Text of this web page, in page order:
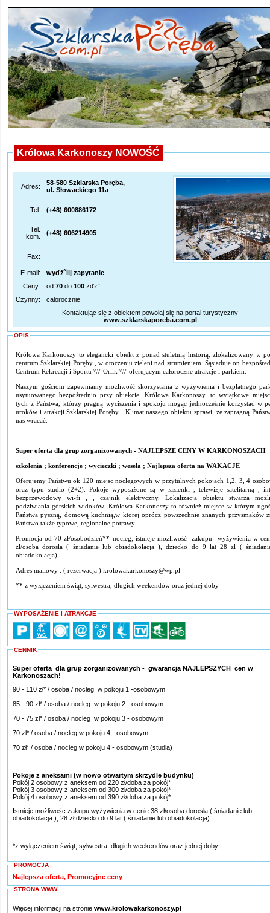
Królowa Karkonoszy NOWOŚĆ
Adres:
58-580 Szklarska Poręba,
ul. Słowackiego 11a
Tel. (+48) 600886172
Tel.
kom.
(+48) 606214905
Fax:
E-mail:
wyďż˝lij zapytanie
Ceny:
od 70 do 100 zďż˝
Czynny:
całorocznie
Kontaktując się z obiektem powołaj się na portal turystyczny
www.szklarskaporeba.com.pl
OPIS
Królowa Karkonoszy to elegancki obiekt z ponad stuletnią historią, zlokalizowany w
centrum Szklarskiej Poręby , w otoczeniu zieleni nad strumieniem. Sąsiaduje on
Centrum Rekreacji i Sportu \\\" Orlik \\\" oferującym całoroczne atrakcje i parkiem.
Naszym gościom zapewniamy możliwość skorzystania z wyżywienia i bezpłatnego
usytuowanego bezpośrednio przy obiekcie. Królowa Karkonoszy, to wyjątkowe
tych z Państwa, którzy pragną wyciszenia i spokoju mogąc jednocześnie korzystać w
uroków i atrakcji Szklarskiej Poręby . Klimat naszego obiektu sprawi, że zapragną
nas wracać.
Super oferta dla grup zorganizowanych - NAJLEPSZE CENY W KARKONOSZACH
szkolenia ; konferencje ; wycieczki ; wesela ; Najlepsza oferta na WAKACJE
Oferujemy Państwu ok 120 miejsc noclegowych w przytulnych pokojach 1,2, 3, 4
oraz typu studio (2+2). Pokoje wyposażone są w łazienki , telewizje satelitarną ,
bezprzewodowy wi-fi , , czajnik elektryczny. Lokalizacja obiektu stwarza
podziwiania górskich widoków. Królowa Karkonoszy to również miejsce w którym
Państwa pyszną, domową kuchnią,w ktorej oprócz powszechnie znanych przysmaków
Państwo także typowe, regionalne potrawy.
Promocja od 70 zł/osobodzień** nocleg; istnieje możliwość zakupu wyżywienia w
zł/osoba dorosła ( śniadanie lub obiadokolacja ), dziecko do 9 lat 28 zł (
obiadokolacja).
Adres mailowy : ( rezerwacja ) krolowakarkonoszy@wp.pl
** z wyłączeniem świąt, sylwestra, długich weekendów oraz jednej doby
WYPOSAŻENIE i ATRAKCJE
CENNIK
Super oferta dla grup zorganizowanych - gwarancja NAJLEPSZYCH cen w
Karkonoszach!
90 - 110 zł* / osoba / nocleg w pokoju 1 -osobowym
85 - 90 zł* / osoba / nocleg w pokoju 2 - osobowym
70 - 75 zł* / osoba / nocleg w pokoju 3 - osobowym
70 zl* / osoba / nocleg w pokoju 4 - osobowym
70 zł* / osoba / nocleg w pokoju 4 - osobowym (studia)
Pokoje z aneksami (w nowo otwartym skrzydle budynku)
Pokój 2 osobowy z aneksem od 220 zł/doba za pokój*
Pokój 3 osobowy z aneksem od 300 zł/doba za pokój*
Pokój 4 osobowy z aneksem od 390 zł/doba za pokój*
Istnieje możliwośc zakupu wyżywienia w cenie 38 zł/osoba dorosła ( śniadanie lub
obiadokolacja ), 28 zł dziecko do 9 lat ( śniadanie lub obiadokolacja).
*z wyłączeniem świąt, sylwestra, długich weekendów oraz jednej doby
PROMOCJA
Najlepsza oferta, Promocyjne ceny
STRONA WWW
Więcej informacji na stronie www.krolowakarkonoszy.pl